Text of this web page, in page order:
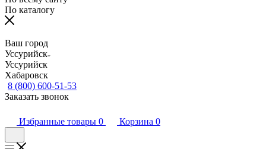
По каталогу
Ваш город
Уссурийск
Уссурийск
Хабаровск
8 (800) 600-51-53
Заказать звонок
Избранные товары 0 Корзина 0